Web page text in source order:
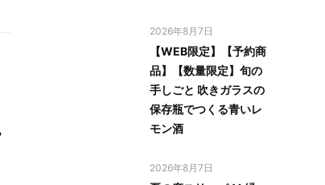
2026年8月7日
【WEB限定】【予約商
品】【数量限定】旬の
手しごと 吹きガラスの
保存瓶でつくる青いレ
モン酒
2026年8月7日